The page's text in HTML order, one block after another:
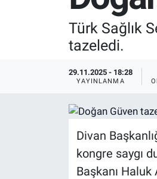
Türk Sağlık
tazeledi.
29.11.2025 - 18:28
YAYINLANMA
Divan
kongre saygı
Başkanı Haluk
RESMİ İLANLAR